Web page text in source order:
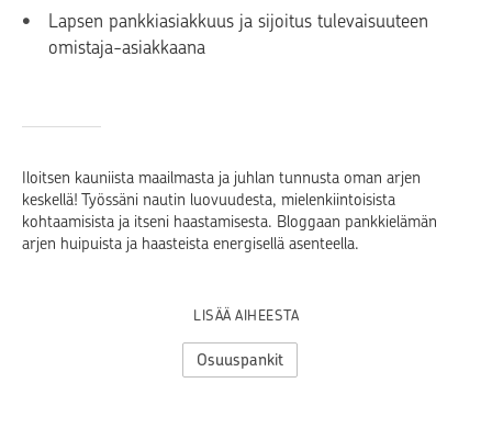
Lapsen pankkiasiakkuus ja sijoitus tulevaisuuteen
omistaja-asiakkaana
Iloitsen kauniista maailmasta ja juhlan tunnusta oman arjen
keskellä! Työssäni nautin luovuudesta, mielenkiintoisista
kohtaamisista ja itseni haastamisesta. Bloggaan pankkielämän
arjen huipuista ja haasteista energisellä asenteella.
LISÄÄ AIHEESTA
Osuuspankit